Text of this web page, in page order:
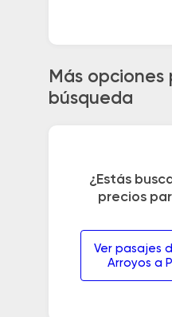
Más opciones
búsqueda
¿Estás
precios
Ver pasajes
Arroyos a